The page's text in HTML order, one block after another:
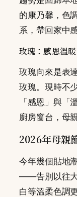
的康乃馨，色
系，帶回家中
玫瑰：感恩溫
玫瑰向來是表
玫瑰。現時不
「感恩」與「
廚房窗台，母
2026年母親
今年幾個貼地
——告別以往大
白等溫柔色調